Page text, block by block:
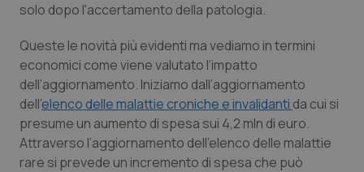
Toscana
Umbria
Valle D’Aosta
Veneto
Obesità
Oftalmologia
Oncodermatologia
Oncoematologia
solo dopo l'accertamento della patologia.
Queste le novità più evidenti ma vediamo in termini
economici come viene valutato l’impatto
dell’aggiornamento. Iniziamo dall’aggiornamento
dell’elenco delle malattie croniche e invalidanti da cui si
presume un aumento di spesa sui 4,2 mln di euro.
Attraverso l’aggiornamento dell’elenco delle malattie
rare si prevede un incremento di spesa che può